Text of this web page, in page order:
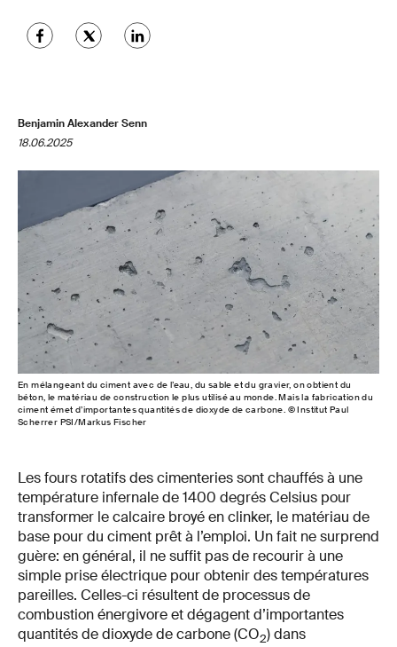
Benjamin Alexander Senn
18.06.2025
En mélangeant du ciment avec de l’eau, du sable et du gravier, on obtient du
béton, le matériau de construction le plus utilisé au monde. Mais la fabrication du
ciment émet d’importantes quantités de dioxyde de carbone. © Institut Paul
Scherrer PSI/Markus Fischer
Les fours rotatifs des cimenteries sont chauffés à une
température infernale de 1400 degrés Celsius pour
transformer le calcaire broyé en clinker, le matériau de
base pour du ciment prêt à l’emploi. Un fait ne surprend
guère: en général, il ne suffit pas de recourir à une
simple prise électrique pour obtenir des températures
pareilles. Celles-ci résultent de processus de
combustion énergivore et dégagent d’importantes
quantités de dioxyde de carbone (CO2) dans